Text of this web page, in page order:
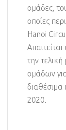
ομάδες,
οποίες
Hanoi
την
ομάδων
διαθέσιμα
2020.